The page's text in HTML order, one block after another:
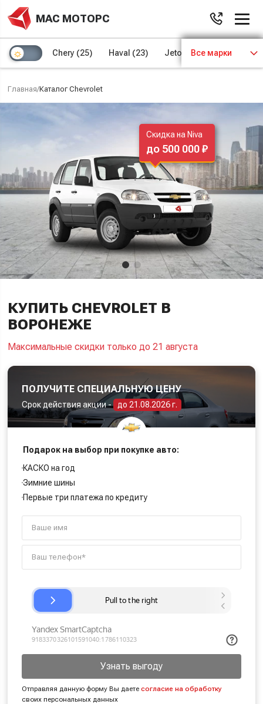
МАС МОТОРС
Chery (25) Haval (23) Jetour (8) Kaiyi (4)
Все марки
Главная/Каталог Chevrolet
КУПИТЬ CHEVROLET В
ВОРОНЕЖЕ
Максимальные скидки только до 21 августа
ПОЛУЧИТЕ СПЕЦИАЛЬНУЮ ЦЕНУ
Срок действия акции - до 21.08.2026 г.
Подарок на выбор при покупке авто:
КАСКО на год
Зимние шины
Первые три платежа по кредиту
Узнать выгоду
Отправляя данную форму Вы даетесогласие на обработку
своих персональных данных
Скидка на Niva
до 500 000 ₽